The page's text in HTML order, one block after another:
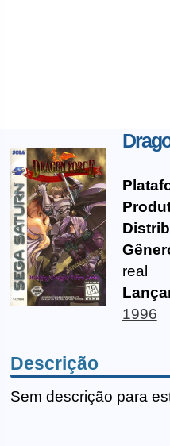
real
1996
Descrição
Sem descrição para